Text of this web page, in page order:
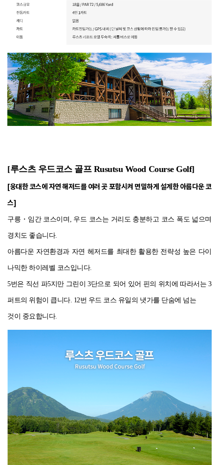
[루스츠 우드코스 골프 Rusutsu Wood Course Golf]
[웅대한 코스에 자연 해저드를 여러 곳 포함시켜 면밀하게 설계한 아름다운 코
스]
구릉 ・ 임간 코스이며, 우드 코스는 거리도 충분하고 코스 폭도 넓으며
경치도 좋습니다.
아름다운 자연환경과 자연 헤저드를 최대한 활용한 전략성 높은 다이
나믹한 하이레벨 코스입니다.
5번은 직선 파5지만 그린이 3단으로 되어 있어 핀의 위치에 따라서는 3
퍼트의 위험이 큽니다. 12번 우드 코스 유일의 냇가를 단숨에 넘는
것이 중요합니다.